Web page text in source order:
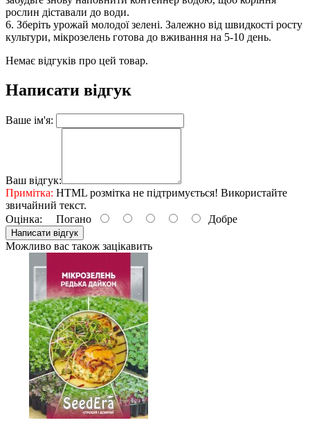
рослин діставали до води.
6. Зберіть урожай молодої зелені. Залежно від швидкості росту
культури, мікрозелень готова до вживання на 5-10 день.
Немає відгуків про цей товар.
Написати відгук
Ваше ім'я:
Ваш відгук:
Примітка: HTML розмітка не підтримується! Використайте
звичайний текст.
Оцінка: Погано Добре
Написати відгук
Можливо вас також зацікавить